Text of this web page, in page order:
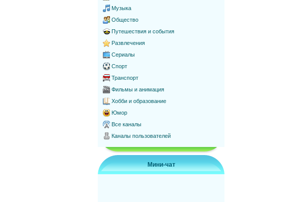
Музыка
Общество
Путешествия и события
Развлечения
Сериалы
Спорт
Транспорт
Фильмы и анимация
Хобби и образование
Юмор
Все каналы
Каналы пользователей
Мини-чат